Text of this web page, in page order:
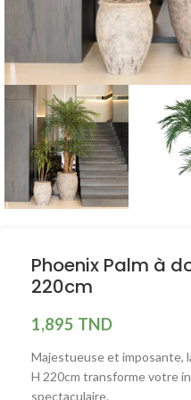
Phoenix Palm à
220cm
1,895 TND
Majestueuse et imposante,
H 220cm transforme votre
spectaculaire.